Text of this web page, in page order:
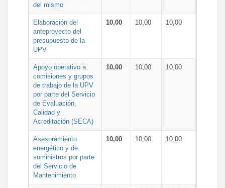
del mismo
Elaboración del
anteproyecto del
presupuesto de la
UPV
10,00 10,00 10,00
Apoyo operativo a
comisiones y grupos
de trabajo de la UPV
por parte del Servicio
de Evaluación,
Calidad y
Acreditación (SECA)
10,00 10,00 10,00
Asesoramiento
energético y de
suministros por parte
del Servicio de
Mantenimiento
10,00 10,00 10,00